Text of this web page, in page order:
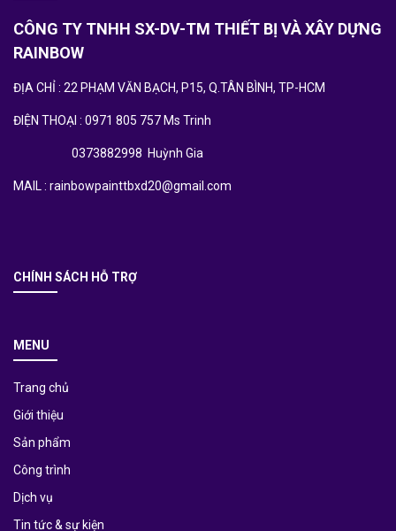
CÔNG TY TNHH SX-DV-TM THIẾT BỊ VÀ XÂY DỰNG
RAINBOW
ĐỊA CHỈ : 22 PHẠM VĂN BẠCH, P15, Q.TÂN BÌNH, TP-HCM
ĐIỆN THOẠI : 0971 805 757 Ms Trinh
0373882998 Huỳnh Gia
MAIL : rainbowpainttbxd20@gmail.com
CHÍNH SÁCH HỖ TRỢ
MENU
Trang chủ
Giới thiệu
Sản phẩm
Công trình
Dịch vụ
Tin tức & sự kiện